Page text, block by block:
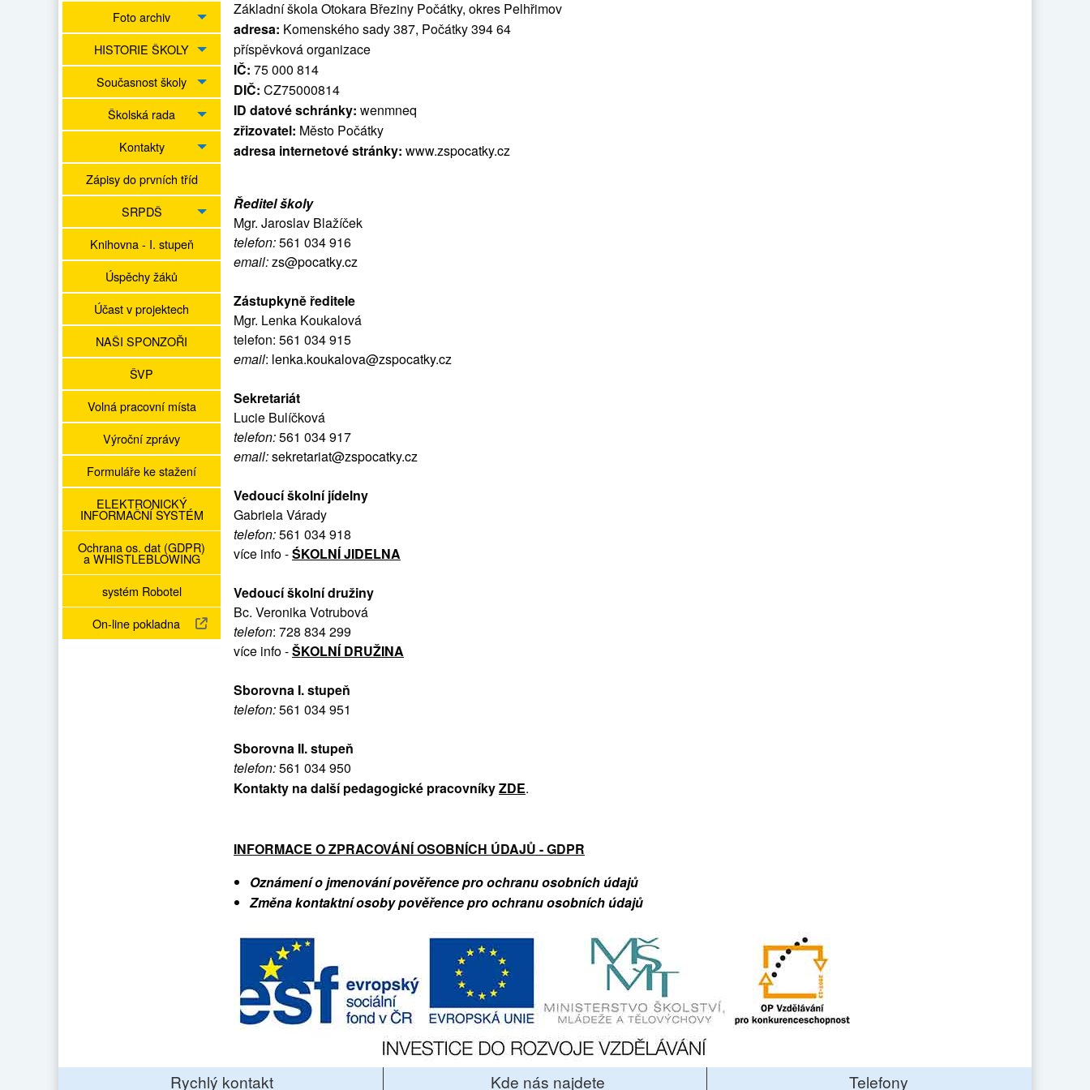
Foto archiv
HISTORIE ŠKOLY
Současnost školy
Školská rada
Kontakty
Zápisy do prvních tříd
SRPDŠ
Knihovna - I. stupeň
Úspěchy žáků
Účast v projektech
NAŠI SPONZOŘI
ŠVP
Volná pracovní místa
Výroční zprávy
Formuláře ke stažení
ELEKTRONICKÝ
INFORMAČNÍ SYSTÉM
Ochrana os. dat (GDPR)
a WHISTLEBLOWING
systém Robotel
On-line pokladnaexterní odkaz
Základní škola Otokara Březiny Počátky, okres Pelhřimov
adresa: Komenského sady 387, Počátky 394 64
příspěvková organizace
IČ:75 000 814
DIČ:CZ75000814
ID datové schránky: wenmneq
zřizovatel: Město Počátky
adresa internetové stránky: www.zspocatky.cz
Ředitel školy
Mgr. Jaroslav Blažíček
telefon:561 034 916
email:zs@pocatky.cz
Zástupkyně ředitele
Mgr. Lenka Koukalová
telefon: 561 034 915
email: lenka.koukalova@zspocatky.cz
Sekretariát
Lucie Bulíčková
telefon:561 034 917
email:sekretariat@zspocatky.cz
Vedoucí školní jídelny
Gabriela Várady
telefon:561 034 918
více info -ŚKOLNÍ JIDELNA
Vedoucí školní družiny
Bc. Veronika Votrubová
telefon: 728 834 299
více info -ŠKOLNÍ DRUŽINA
Sborovna I. stupeň
telefon:561 034 951
Sborovna II. stupeň
telefon:561 034 950
Kontakty na další pedagogické pracovníkyZDE.
INFORMACE O ZPRACOVÁNÍ OSOBNÍCH ÚDAJŮ - GDPR
Oznámení o jmenování pověřence pro ochranu osobních údajů
Změna kontaktní osoby pověřence pro ochranu osobních údajů
Rychlý kontakt Kde nás najdete Telefony